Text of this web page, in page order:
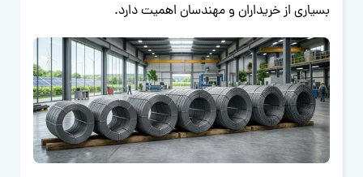
بسیاری از خریداران و مهندسان اهمیت دارد.